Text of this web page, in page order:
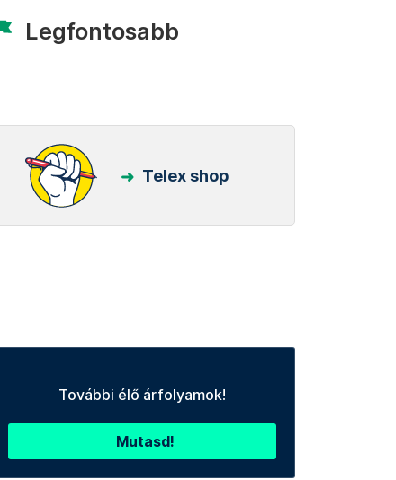
Legfontosabb
Telex shop
További élő árfolyamok!
Mutasd!